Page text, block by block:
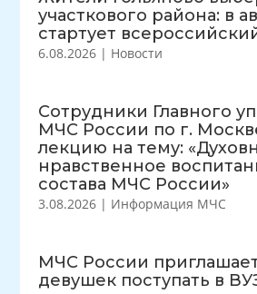
участкового района: в
стартует
6.08.2026 | Новости
Сотрудники Главного
МЧС России по г.
лекцию на тему:
нравственное
состава МЧС России»
3.08.2026 | Информация МЧС
МЧС России
девушек поступать в